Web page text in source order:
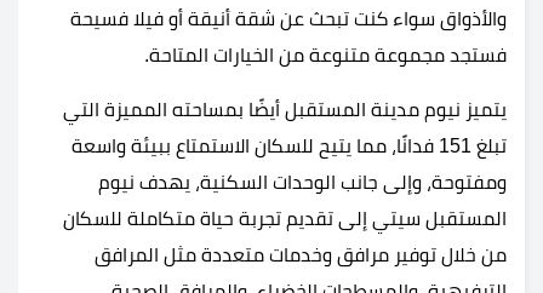
والأذواق سواء كنت تبحث عن شقة أنيقة أو فيلا فسيحة
فستجد مجموعة متنوعة من الخيارات المتاحة.
يتميز نيوم مدينة المستقبل أيضًا بمساحته المميزة التي
تبلغ 151 فدانًا، مما يتيح للسكان الاستمتاع ببيئة واسعة
ومفتوحة، وإلى جانب الوحدات السكنية، يهدف نيوم
المستقبل سيتي إلى تقديم تجربة حياة متكاملة للسكان
من خلال توفير مرافق وخدمات متعددة مثل المرافق